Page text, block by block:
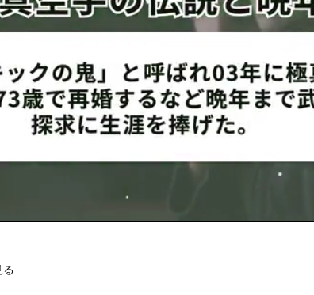
。
はガンダム稽古で仕上げ
うだ。編集部が目代に確認すると「太ももは
く回答。「あの動画自体はだいぶ前のものな
」と説明した。
スパーリングを終えているという。「1カ月
ず、試合を意識したガンダム稽古に移るので、
くらいだったと思います」と明かした。
後。「ガンダム稽古だけで2分計40ラウンド
る